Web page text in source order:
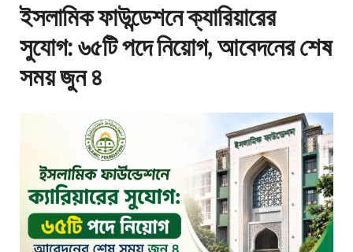
ইসলামিক ফাউন্ডেশনে ক্যারিয়ারের
সুযোগ: ৬৫টি পদে নিয়োগ, আবেদনের শেষ
সময় জুন ৪